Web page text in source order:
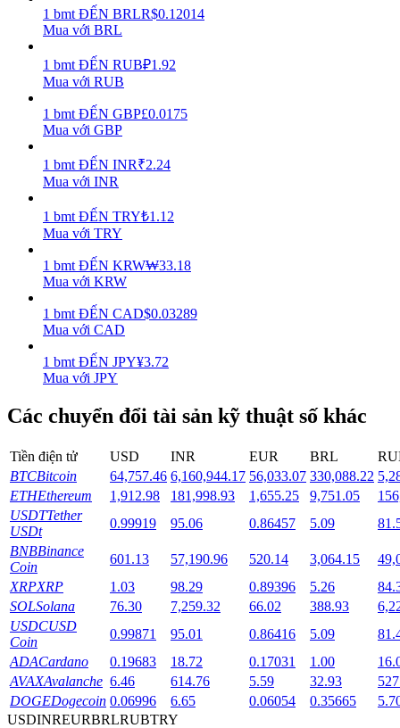
Power Piggy
Làm cho tài sản của bạn tăng giá trị đều đặn
Staking
Lợi nhuận cao và truy cập ngay lập tức
Launchpool
Đặt cọc linh hoạt để kiếm được các token phổ biến.
Khóa BTR
1 bmt ĐẾN BRLR$0.12014
Mua với BRL
1 bmt ĐẾN RUB₽1.92
Mua với RUB
1 bmt ĐẾN GBP£0.0175
Mua với GBP
1 bmt ĐẾN INR₹2.24
Mua với INR
1 bmt ĐẾN TRY₺1.12
Mua với TRY
1 bmt ĐẾN KRW₩33.18
Mua với KRW
1 bmt ĐẾN CAD$0.03289
Mua với CAD
1 bmt ĐẾN JPY¥3.72
Mua với JPY
Các chuyển đổi tài sản kỹ thuật số khác
Tiền điện tử USD INR EUR BRL
BTCBitcoin 64,757.46 6,160,944.17 56,033.07 330,088.22
ETHEthereum 1,912.98 181,998.93 1,655.25 9,751.05
USDTTether
USDt
0.99919 95.06 0.86457 5.09
BNBBinance
Coin
601.13 57,190.96 520.14 3,064.15
XRPXRP 1.03 98.29 0.89396 5.26
SOLSolana 76.30 7,259.32 66.02 388.93
USDCUSD
Coin
0.99871 95.01 0.86416 5.09
ADACardano 0.19683 18.72 0.17031 1.00
AVAXAvalanche 6.46 614.76 5.59 32.93
DOGEDogecoin 0.06996 6.65 0.06054 0.35665
USDINREURBRLRUBTRY